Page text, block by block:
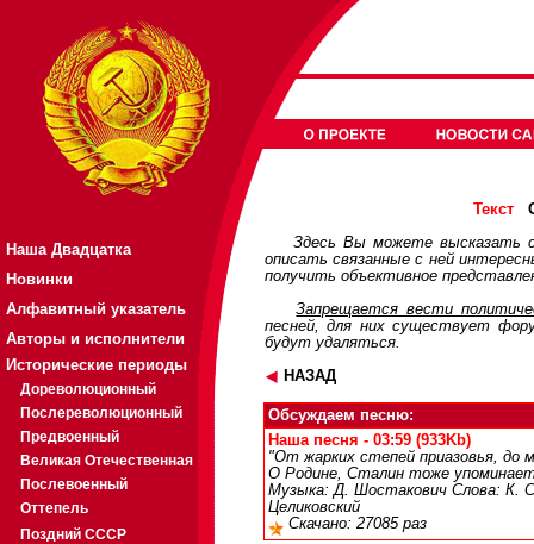
Наша Двадцатка
Новинки
Алфавитный указатель
Авторы и исполнители
Исторические периоды
Дореволюционный
Послереволюционный
Предвоенный
Великая Отечественная
Послевоенный
Оттепель
Поздний СССР
Текст
Здесь Вы можете высказать
описать связанные с ней
получить объективное
Запрещается вести
песней, для них существует
будут удаляться.
НАЗАД
Обсуждаем песню:
Наша песня - 03:59 (933Kb)
"От жарких степей приазовья, до
О Родине, Сталин тоже
Музыка: Д. Шостакович Слова: К.
Целиковский
Скачано: 27085 раз